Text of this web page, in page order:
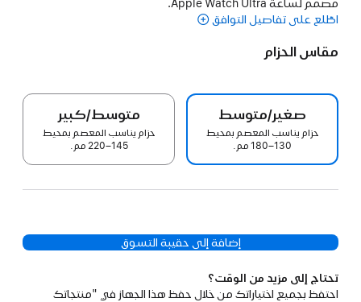
مصمم لساعة Apple Watch Ultra.
اطّلع على تفاصيل التوافق
مقاس الحزام
صغير/متوسط
حزام يناسب المعصم بمحيط
130–180 مم.
متوسط/كبير
حزام يناسب المعصم بمحيط
145–220 مم.
إضافة إلى حقيبة التسوق
تحتاج إلى مزيد من الوقت؟
احتفظ بجميع اختياراتك من خلال حفظ هذا الجهاز في "منتجاتك